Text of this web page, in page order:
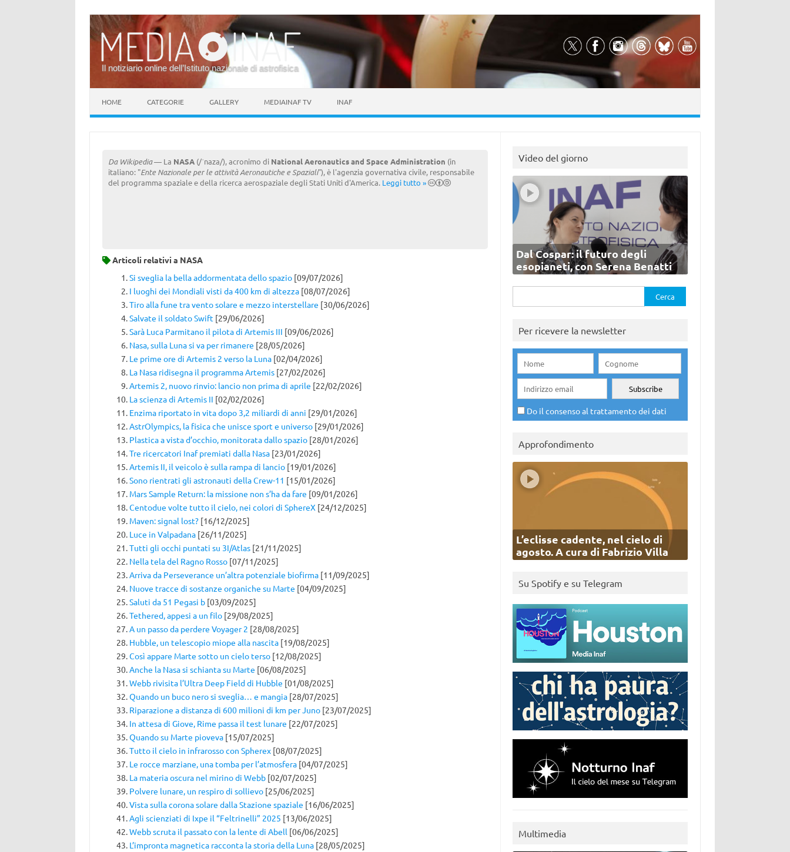
Il notiziario online dell’Istituto nazionale di astrofisica
HOME CATEGORIE GALLERY MEDIAINAF TV INAF
Da Wikipedia— La NASA (/ˈnaza/), acronimo di National Aeronautics and Space Administration (in
italiano: "Ente Nazionale per le attività Aeronautiche e Spaziali"), è l'agenzia governativa civile, responsabile
del programma spaziale e della ricerca aerospaziale degli Stati Uniti d'America. Leggi tutto »
Articoli relativi a NASA
Si sveglia la bella addormentata dello spazio[09/07/2026]
I luoghi dei Mondiali visti da 400 km di altezza[08/07/2026]
Tiro alla fune tra vento solare e mezzo interstellare [30/06/2026]
Salvate il soldato Swift [29/06/2026]
Sarà Luca Parmitano il pilota di Artemis III [09/06/2026]
Nasa, sulla Luna si va per rimanere [28/05/2026]
Le prime ore di Artemis 2 verso la Luna[02/04/2026]
La Nasa ridisegna il programma Artemis[27/02/2026]
Artemis 2, nuovo rinvio: lancio non prima di aprile [22/02/2026]
La scienza di Artemis II [02/02/2026]
Enzima riportato in vita dopo 3,2 miliardi di anni [29/01/2026]
AstrOlympics, la fisica che unisce sport e universo[29/01/2026]
Plastica a vista d’occhio, monitorata dallo spazio[28/01/2026]
Tre ricercatori Inaf premiati dalla Nasa[23/01/2026]
Artemis II, il veicolo è sulla rampa di lancio[19/01/2026]
Sono rientrati gli astronauti della Crew-11 [15/01/2026]
Mars Sample Return: la missione non s’ha da fare [09/01/2026]
Centodue volte tutto il cielo, nei colori di SphereX [24/12/2025]
Maven: signal lost?[16/12/2025]
Luce in Valpadana[26/11/2025]
Tutti gli occhi puntati su 3I/Atlas[21/11/2025]
Nella tela del Ragno Rosso[07/11/2025]
Arriva da Perseverance un’altra potenziale biofirma[11/09/2025]
Nuove tracce di sostanze organiche su Marte [04/09/2025]
Saluti da 51 Pegasi b[03/09/2025]
Tethered, appesi a un filo[29/08/2025]
A un passo da perdere Voyager 2 [28/08/2025]
Hubble, un telescopio miope alla nascita[19/08/2025]
Così appare Marte sotto un cielo terso[12/08/2025]
Anche la Nasa si schianta su Marte [06/08/2025]
Webb rivisita l’Ultra Deep Field di Hubble [01/08/2025]
Quando un buco nero si sveglia… e mangia[28/07/2025]
Riparazione a distanza di 600 milioni di km per Juno[23/07/2025]
In attesa di Giove, Rime passa il test lunare [22/07/2025]
Quando su Marte pioveva[15/07/2025]
Tutto il cielo in infrarosso con Spherex[08/07/2025]
Le rocce marziane, una tomba per l’atmosfera[04/07/2025]
La materia oscura nel mirino di Webb[02/07/2025]
Polvere lunare, un respiro di sollievo[25/06/2025]
Vista sulla corona solare dalla Stazione spaziale [16/06/2025]
Agli scienziati di Ixpe il “Feltrinelli” 2025 [13/06/2025]
Webb scruta il passato con la lente di Abell [06/06/2025]
L’impronta magnetica racconta la storia della Luna[28/05/2025]
Video del giorno
Dal Cospar: il futuro degli
esopianeti, con Serena Benatti
per:
Per ricevere la newsletter
Do il consenso al trattamento dei dati
Approfondimento
L’eclisse cadente, nel cielo di
agosto. A cura di Fabrizio Villa
Su Spotify e su Telegram
Multimedia